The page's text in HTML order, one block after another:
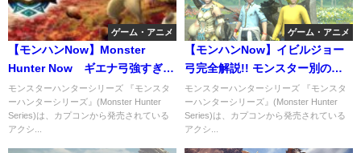
ゲーム・アニメ
【モンハンNow】Monster
Hunter Now ギエナ弓強すぎ
る。武器詳細動画から
モンスターハンターシリーズ 『モンスタ
ーハンターシリーズ』(Monster Hunter
Series)は、カプコンから発売されている
アクシ...
ゲーム・アニメ
【モンハンNow】イビルジョー
弓完全解説!! モンスター別の
『最適な立ち回り』と攻略
モンスターハンターシリーズ 『モンスタ
ーハンターシリーズ』(Monster Hunter
Series)は、カプコンから発売されている
アクシ...